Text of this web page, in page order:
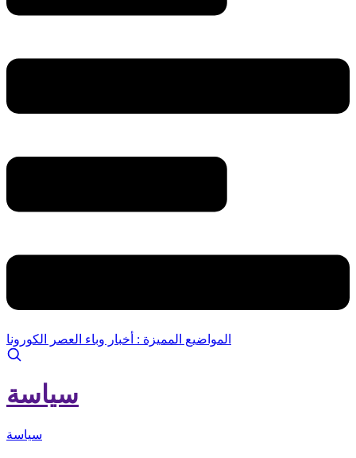
المواضيع المميزة : أخبار وباء العصر الكورونا
سياسة
سياسة